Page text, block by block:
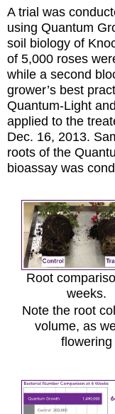
A trial was
using Quantum
soil biology of
of 5,000 roses
while a second
grower’s best
Quantum-Light
applied to the
Dec. 16, 2013.
roots of the
bioassay was
Root
weeks.
Note the root
volume, as
flowering